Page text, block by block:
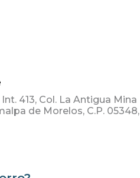
413, Col. La Antigua Mina
de Morelos, C.P. 05348,